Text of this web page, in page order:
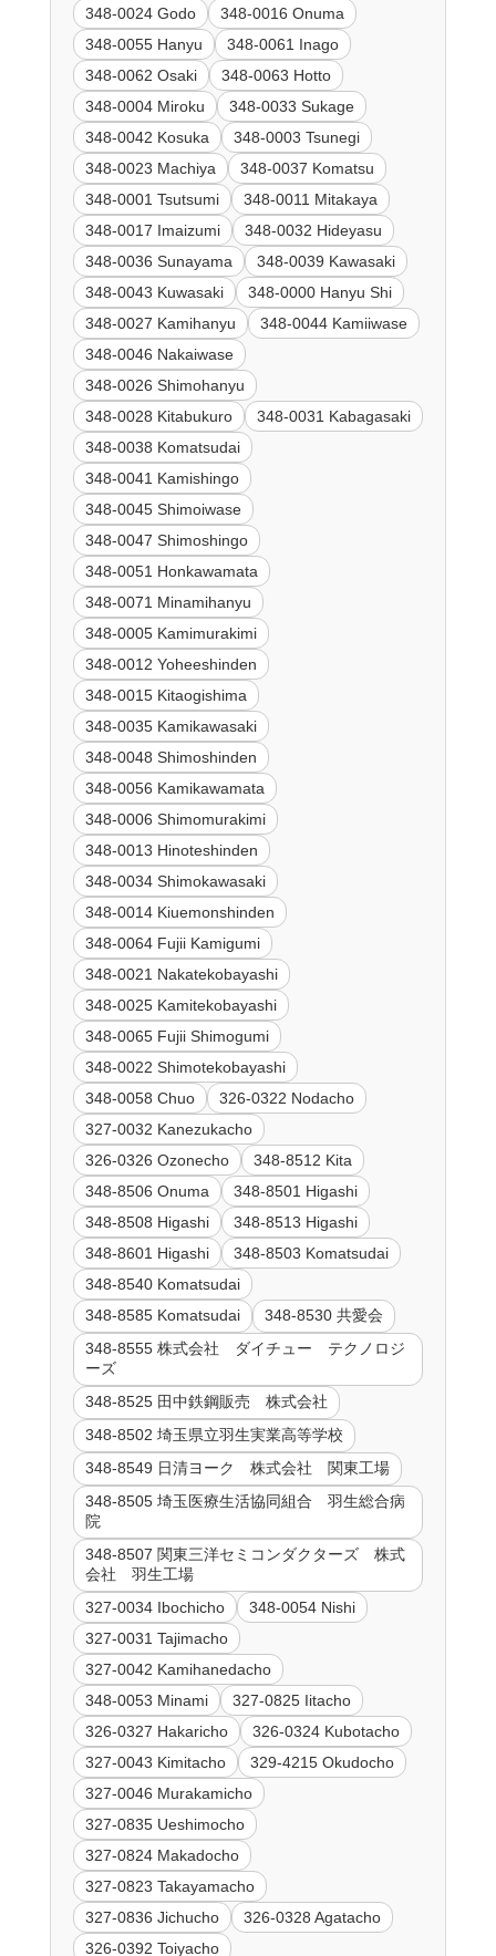
348-0024 Godo
348-0016 Onuma
348-0055 Hanyu
348-0061 Inago
348-0062 Osaki
348-0063 Hotto
348-0004 Miroku
348-0033 Sukage
348-0042 Kosuka
348-0003 Tsunegi
348-0023 Machiya
348-0037 Komatsu
348-0001 Tsutsumi
348-0011 Mitakaya
348-0017 Imaizumi
348-0032 Hideyasu
348-0036 Sunayama
348-0039 Kawasaki
348-0043 Kuwasaki
348-0000 Hanyu Shi
348-0027 Kamihanyu
348-0044 Kamiiwase
348-0046 Nakaiwase
348-0026 Shimohanyu
348-0028 Kitabukuro
348-0031 Kabagasaki
348-0038 Komatsudai
348-0041 Kamishingo
348-0045 Shimoiwase
348-0047 Shimoshingo
348-0051 Honkawamata
348-0071 Minamihanyu
348-0005 Kamimurakimi
348-0012 Yoheeshinden
348-0015 Kitaogishima
348-0035 Kamikawasaki
348-0048 Shimoshinden
348-0056 Kamikawamata
348-0006 Shimomurakimi
348-0013 Hinoteshinden
348-0034 Shimokawasaki
348-0014 Kiuemonshinden
348-0064 Fujii Kamigumi
348-0021 Nakatekobayashi
348-0025 Kamitekobayashi
348-0065 Fujii Shimogumi
348-0022 Shimotekobayashi
348-0058 Chuo
326-0322 Nodacho
327-0032 Kanezukacho
326-0326 Ozonecho
348-8512 Kita
348-8506 Onuma
348-8501 Higashi
348-8508 Higashi
348-8513 Higashi
348-8601 Higashi
348-8503 Komatsudai
348-8540 Komatsudai
348-8585 Komatsudai
348-8530 共愛会
348-8555 株式会社 ダイチュー テクノロジ
ーズ
348-8525 田中鉄鋼販売 株式会社
348-8502 埼玉県立羽生実業高等学校
348-8549 日清ヨーク 株式会社 関東工場
348-8505 埼玉医療生活協同組合 羽生総合病
院
348-8507 関東三洋セミコンダクターズ 株式
会社 羽生工場
327-0034 Ibochicho
348-0054 Nishi
327-0031 Tajimacho
327-0042 Kamihanedacho
348-0053 Minami
327-0825 Iitacho
326-0327 Hakaricho
326-0324 Kubotacho
327-0043 Kimitacho
329-4215 Okudocho
327-0046 Murakamicho
327-0835 Ueshimocho
327-0824 Makadocho
327-0823 Takayamacho
327-0836 Jichucho
326-0328 Agatacho
326-0392 Toiyacho